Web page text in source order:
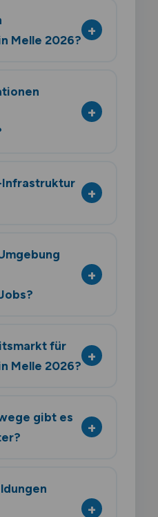
Melle 2026?
für
Melle 2026?
gibt es